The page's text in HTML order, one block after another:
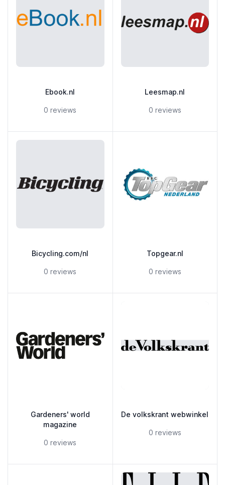
Ebook.nl
5 out of 5 stars
0 reviews
Leesmap.nl
5 out of 5 stars
0 reviews
Bicycling.com/nl
5 out of 5 stars
0 reviews
Topgear.nl
5 out of 5 stars
0 reviews
Gardeners' world
magazine
5 out of 5 stars
0 reviews
De volkskrant webwinkel
5 out of 5 stars
0 reviews